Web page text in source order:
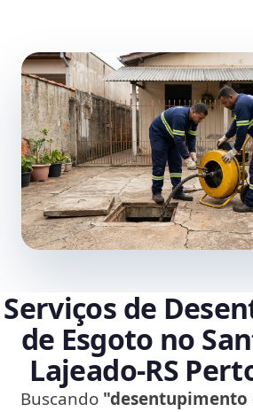
Serviços de
de Esgoto no
Lajeado‑RS
Buscando "desentupimento